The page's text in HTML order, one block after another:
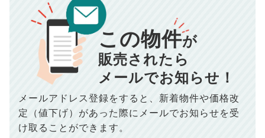
返済シミュレーション計算結果
毎月の支払額 834
年間の支払額 10,005 円
総支払額 100,050 円
00万円
■仲介手数料／ 00万円
■売買契約書印紙／ 0
■抵当権抹消費用／0万円
※購入価格よりも売却価格が高い場合、譲渡所得税が発生する
場合がございます。詳しくは最寄りの税務署などにご確認く
※シミュレーター結果はあくまでも概算であり、手残り金額を
保証するものではございません。
※上記売却費用には、住所変更登記の費用、引っ越し費用、住
宅ローンの一括繰上返済の手数料等は含まれておりませんの
で予めご了承ください。
この物件が
販売されたら
メールでお知らせ！
メールアドレス登録をすると、 新着物件や価格改
定（値下げ）があった際に メールでお知らせを受
け取ることができます。